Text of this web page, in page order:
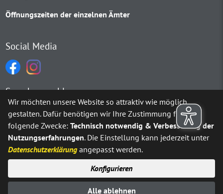
Öffnungszeiten der einzelnen Ämter
Social Media
Sprachauswahl
Möchten Sie vonGoogle Translate bereitgestellte externe
Ja Immer
Impressum Datenschutz
Wir möchten unsere Website so attraktiv wie möglich
gestalten. Dafür benötigen wir Ihre Zustimmung für
folgende Zwecke:Technisch notwendig & Verbesserung der
Nutzungserfahrungen. Die Einstellung kann jederzeit unter
Datenschutzerklärung angepasst werden.
Konfigurieren
Alle ablehnen